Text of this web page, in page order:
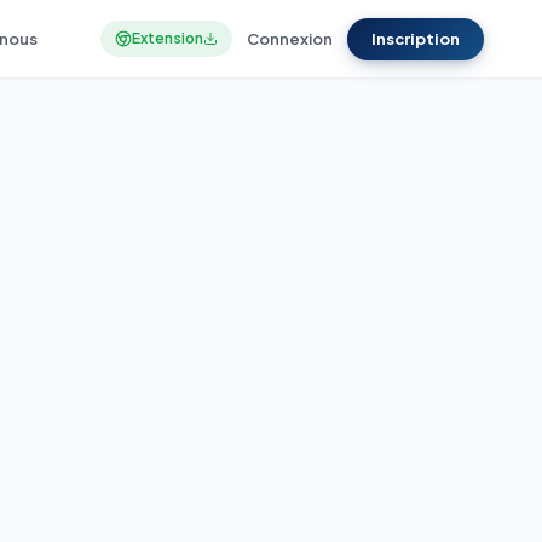
Extension Connexion Inscription